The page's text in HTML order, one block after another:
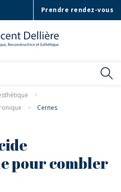
Prendre rendez-vous
>
> Cernes
pour combler